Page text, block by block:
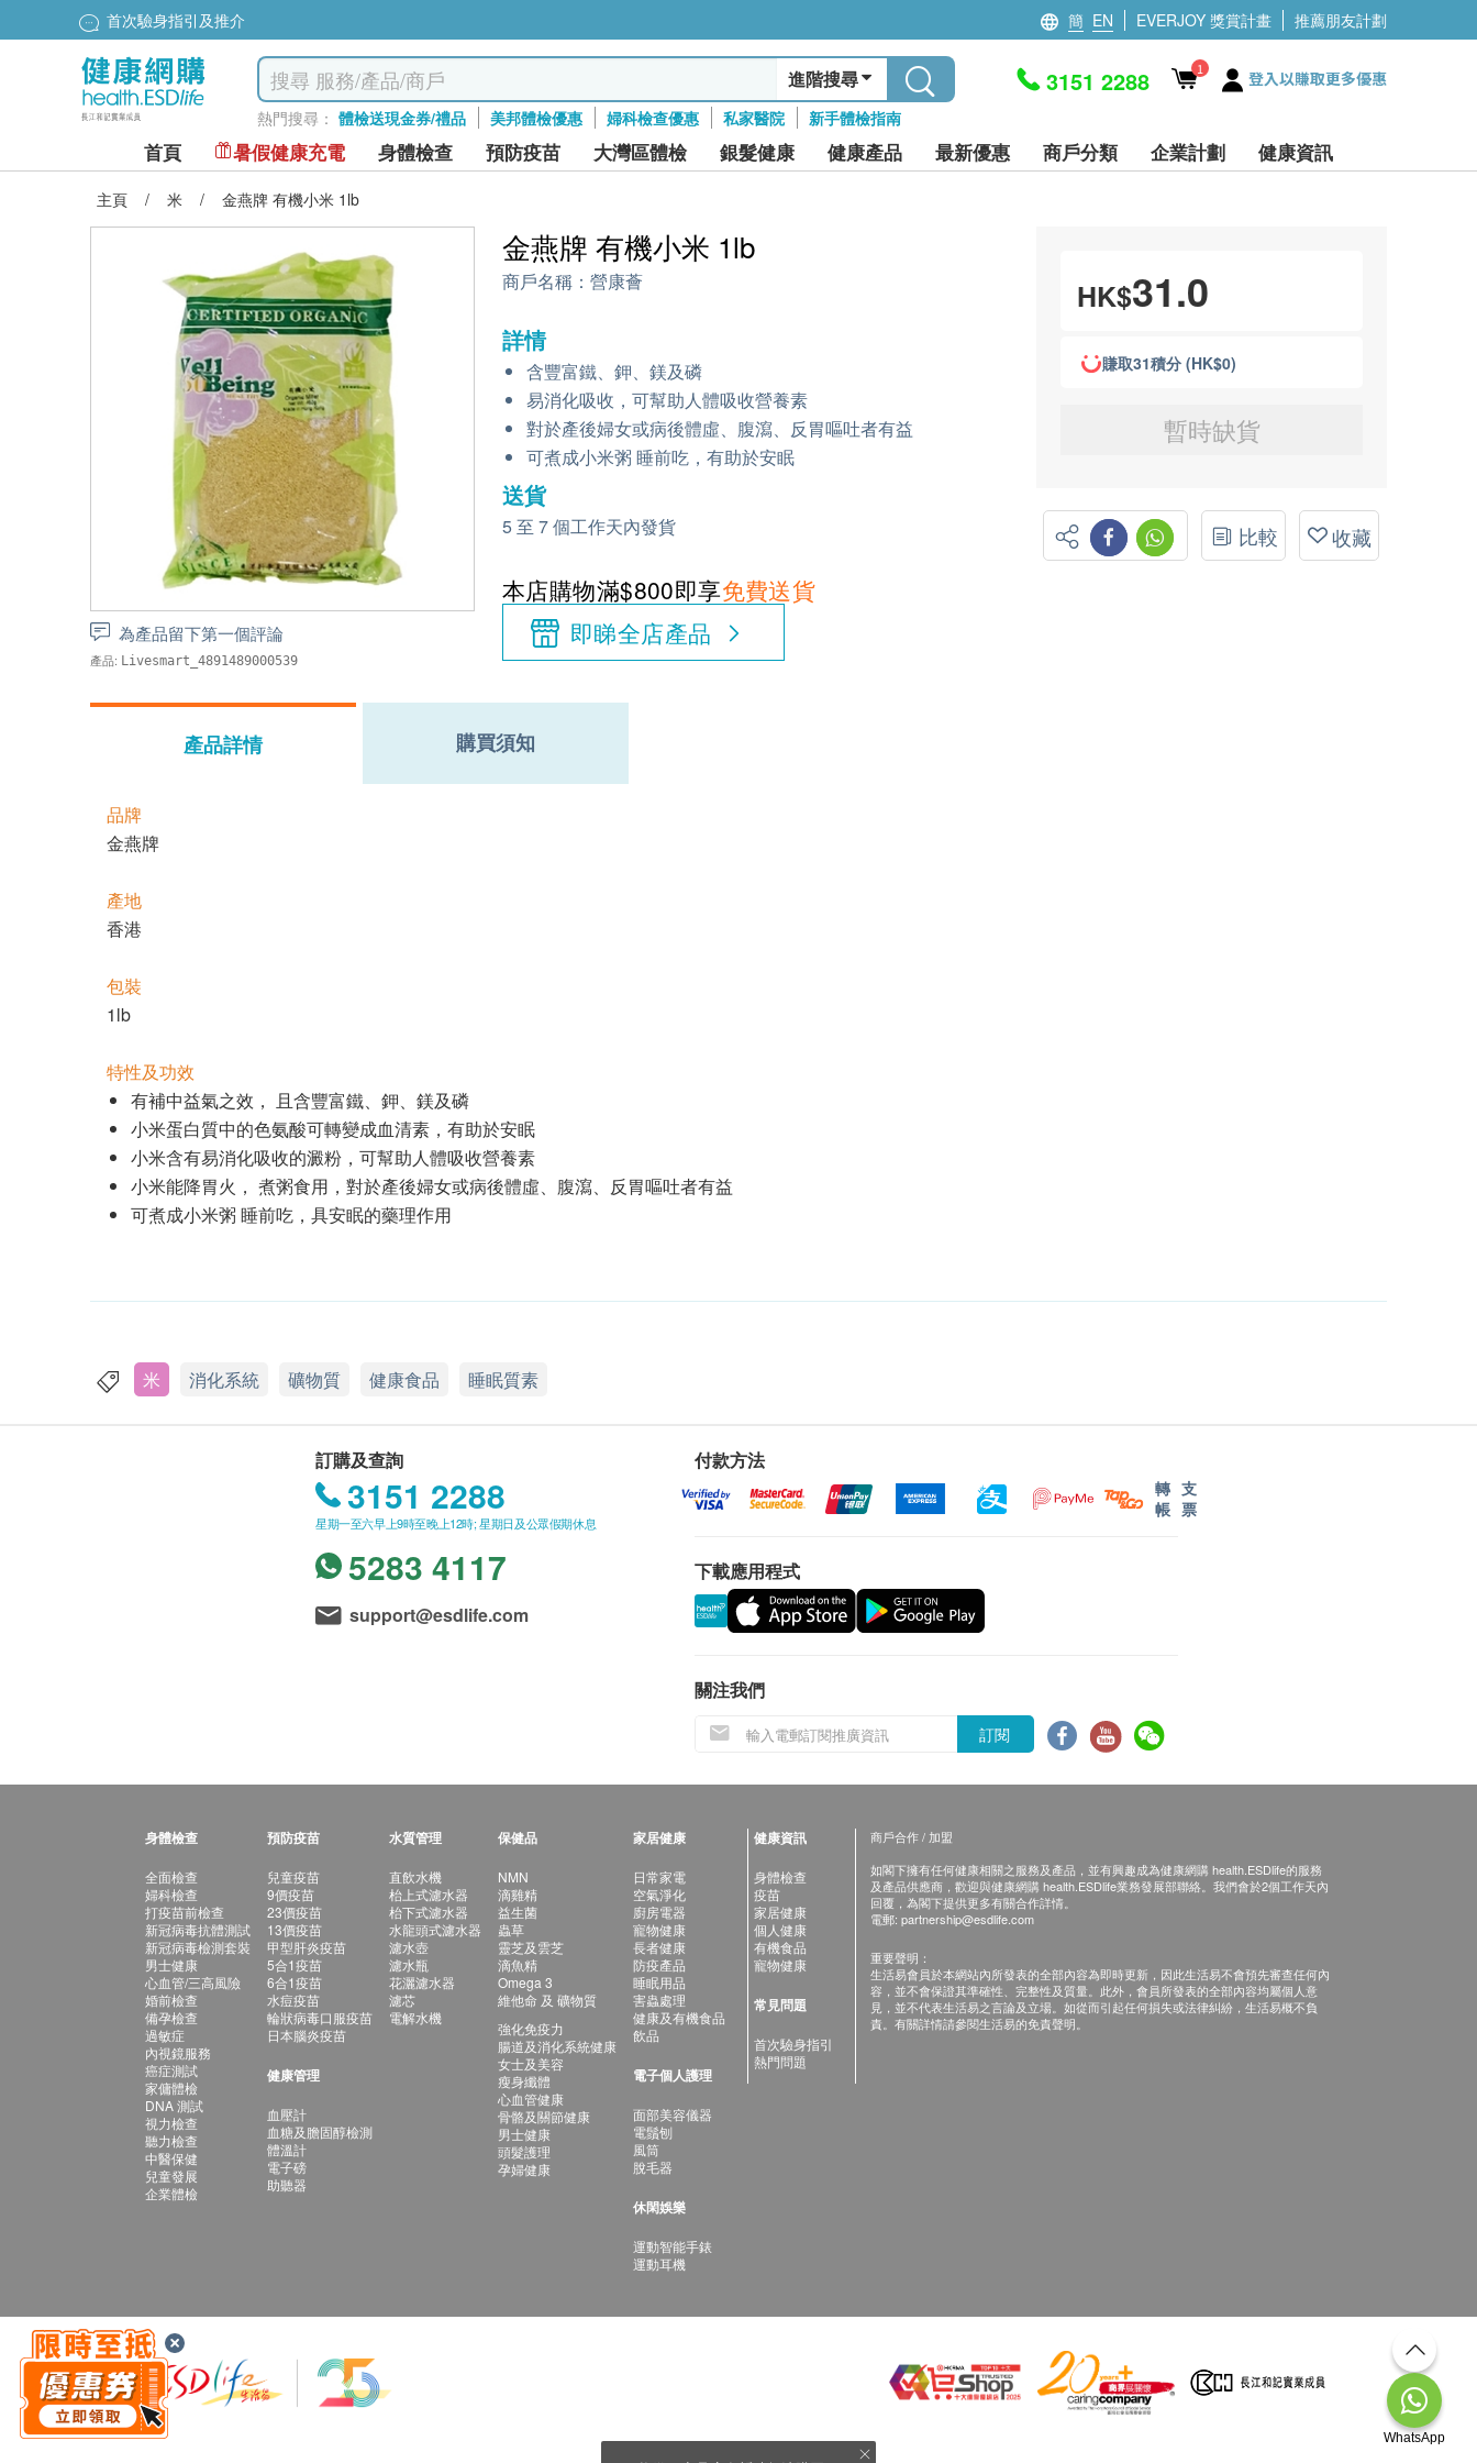
首次驗身指引及推介 簡 EN EVERJOY 獎賞計畫 推薦朋友計劃
進階搜尋
熱門搜尋： 體檢送現金券/禮品 美邦體檢優惠 婦科檢查優惠 私家醫院 新手體檢指南
3151 2288 1 登入以賺取更多優惠
首頁 暑假健康充電 身體檢查 預防疫苗 大灣區體檢 銀髮健康 健康產品 最新優惠 商戶分類 企業計劃 健康資訊
主頁 / 米 / 金燕牌 有機小米 1lb
為產品留下第一個評論
產品: Livesmart_4891489000539
金燕牌 有機小米 1lb
商戶名稱： 營康薈
詳情
含豐富鐵、鉀、鎂及磷
易消化吸收，可幫助人體吸收營養素
對於產後婦女或病後體虛、腹瀉、反胃嘔吐者有益
可煮成小米粥 睡前吃，有助於安眠
送貨
5 至 7 個工作天內發貨
本店購物滿$800即享免費送貨
即睇全店產品
HK$31.0
賺取31積分 (HK$0)
暫時缺貨
比較 收藏
產品詳情 購買須知
品牌
金燕牌
產地
香港
包裝
1lb
特性及功效
有補中益氣之效， 且含豐富鐵、鉀、鎂及磷
小米蛋白質中的色氨酸可轉變成血清素，有助於安眠
小米含有易消化吸收的澱粉，可幫助人體吸收營養素
小米能降胃火， 煮粥食用，對於產後婦女或病後體虛、腹瀉、反胃嘔吐者有益
可煮成小米粥 睡前吃，具安眠的藥理作用
米 消化系統 礦物質 健康食品 睡眠質素
訂購及查詢
3151 2288
星期一至六早上9時至晚上12時; 星期日及公眾假期休息
5283 4117
support@esdlife.com
付款方法
轉
帳
支
票
下載應用程式
關注我們
訂閱
身體檢查
全面檢查
婦科檢查
打疫苗前檢查
新冠病毒抗體測試
新冠病毒檢測套裝
男士健康
心血管/三高風險
婚前檢查
備孕檢查
過敏症
內視鏡服務
癌症測試
家傭體檢
DNA 測試
視力檢查
聽力檢查
中醫保健
兒童發展
企業體檢
預防疫苗
兒童疫苗
9價疫苗
23價疫苗
13價疫苗
甲型肝炎疫苗
5合1疫苗
6合1疫苗
水痘疫苗
輪狀病毒口服疫苗
日本腦炎疫苗
健康管理
血壓計
血糖及膽固醇檢測
體溫計
電子磅
助聽器
水質管理
直飲水機
枱上式濾水器
枱下式濾水器
水龍頭式濾水器
濾水壺
濾水瓶
花灑濾水器
濾芯
電解水機
保健品
NMN
滴雞精
益生菌
蟲草
靈芝及雲芝
滴魚精
Omega 3
維他命 及 礦物質
強化免疫力
腸道及消化系統健康
女士及美容
瘦身纖體
心血管健康
骨骼及關節健康
男士健康
頭髮護理
孕婦健康
家居健康
日常家電
空氣淨化
廚房電器
寵物健康
長者健康
防疫產品
睡眠用品
害蟲處理
健康及有機食品
飲品
電子個人護理
面部美容儀器
電鬚刨
風筒
脫毛器
休閑娛樂
運動智能手錶
運動耳機
健康資訊
身體檢查
疫苗
家居健康
個人健康
有機食品
寵物健康
常見問題
首次驗身指引
熱門問題
商戶合作 / 加盟
如閣下擁有任何健康相關之服務及產品，並有興趣成為健康網購 health.ESDlife的服務
及產品供應商，歡迎與健康網購 health.ESDlife業務發展部聯絡。我們會於2個工作天內
回覆，為閣下提供更多有關合作詳情。
電郵: partnership@esdlife.com
重要聲明：
生活易會員於本網站內所發表的全部內容為即時更新，因此生活易不會預先審查任何內
容，並不會保證其準確性、完整性及質量。此外，會員所發表的全部內容均屬個人意
見，並不代表生活易之言論及立場。如從而引起任何損失或法律糾紛，生活易概不負
責。有關詳情請參閱生活易的免責聲明。
WhatsApp